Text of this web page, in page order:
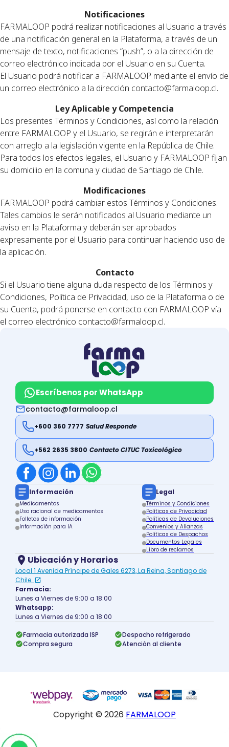
Notificaciones
FARMALOOP podrá realizar notificaciones al Usuario a través
de una notificación general en la Plataforma, a través de un
mensaje de texto, notificaciones “push”, o a la dirección de
correo electrónico indicada por el Usuario en su Cuenta.
El Usuario podrá notificar a FARMALOOP mediante el envío de
un correo electrónico a la dirección contacto@farmaloop.cl.
Ley Aplicable y Competencia
Los presentes Términos y Condiciones, así como la relación
entre FARMALOOP y el Usuario, se regirán e interpretarán
con arreglo a la legislación vigente en la República de Chile.
Para todos los efectos legales, el Usuario y FARMALOOP fijan
su domicilio en la comuna y ciudad de Santiago de Chile.
Modificaciones
FARMALOOP podrá cambiar estos Términos y Condiciones.
Tales cambios le serán notificados al Usuario mediante un
aviso en la Plataforma y deberán ser aprobados
expresamente por el Usuario para continuar haciendo uso de
la aplicación.
Contacto
Si el Usuario tiene alguna duda respecto de los Términos y
Condiciones, Política de Privacidad, uso de la Plataforma o de
su Cuenta, podrá ponerse en contacto con FARMALOOP vía
el correo electrónico contacto@farmaloop.cl.
Escríbenos por WhatsApp
contacto@farmaloop.cl
+600 360 7777 Salud Responde
+562 2635 3800 Contacto CITUC Toxicológico
Información
Medicamentos
Uso racional de medicamentos
Folletos de información
Información para IA
Legal
Términos y Condiciones
Políticas de Privacidad
Políticas de Devoluciones
Convenios y Alianzas
Políticas de Despachos
Documentos Legales
Libro de reclamos
Ubicación y Horarios
Local 1 Avenida Príncipe de Gales 6273, La Reina, Santiago de
Chile.
Farmacia:
Lunes a Viernes de 9:00 a 18:00
Whatsapp:
Lunes a Viernes de 9:00 a 18:00
Farmacia autorizada ISP
Despacho refrigerado
Compra segura
Atención al cliente
Copyright © 2026 FARMALOOP